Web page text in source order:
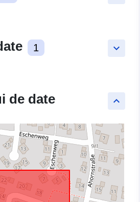
keyboard_arrow_down
1
keyboard_arrow_up
de date